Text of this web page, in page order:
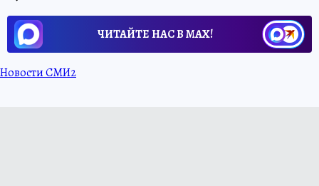
ЧИТАЙТЕ НАС В МАХ!
Новости СМИ2